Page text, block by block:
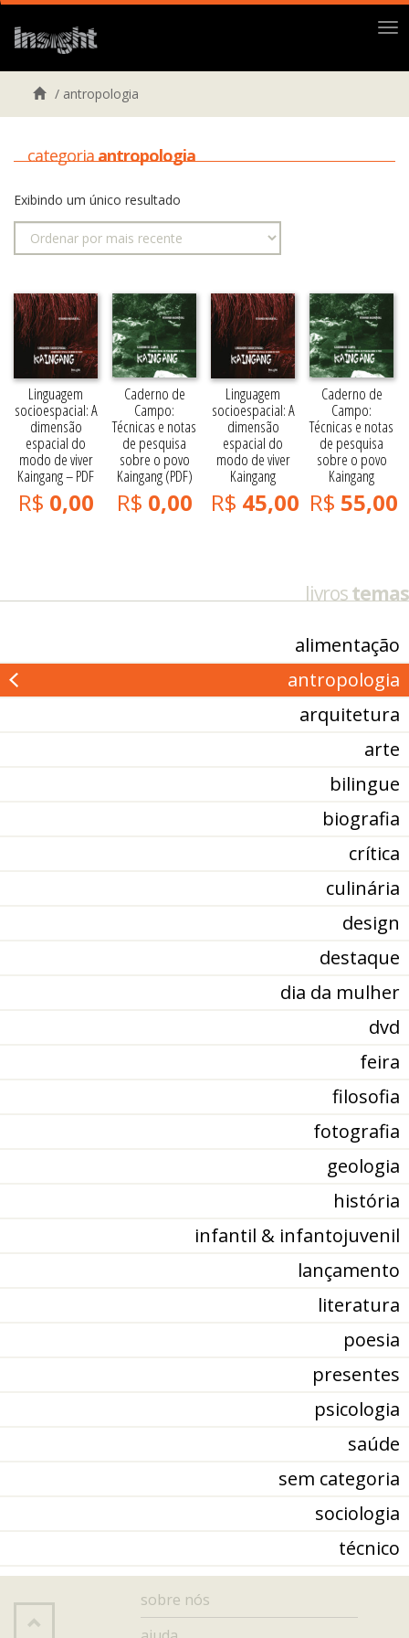
/ antropologia
categoriaantropologia
Exibindo um único resultado
Linguagem
socioespacial: A
dimensão
espacial do
modo de viver
Kaingang – PDF
R$ 0,00
Caderno de
Campo:
Técnicas e notas
de pesquisa
sobre o povo
Kaingang (PDF)
R$ 0,00
Linguagem
socioespacial: A
dimensão
espacial do
modo de viver
Kaingang
R$ 45,00
Caderno de
Campo:
Técnicas e notas
de pesquisa
sobre o povo
Kaingang
R$ 55,00
livrostemas
alimentação
antropologia
arquitetura
arte
bilingue
biografia
crítica
culinária
design
destaque
dia da mulher
dvd
feira
filosofia
fotografia
geologia
história
infantil & infantojuvenil
lançamento
literatura
poesia
presentes
psicologia
saúde
sem categoria
sociologia
técnico
sobre nós